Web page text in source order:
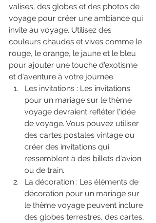
valises, des globes et des photos de
voyage pour créer une ambiance qui
invite au voyage. Utilisez des
couleurs chaudes et vives comme le
rouge, le orange, le jaune et le bleu
pour ajouter une touche d'exotisme
et d'aventure à votre journée.
Les invitations : Les invitations
pour un mariage sur le thème
voyage devraient refléter l'idée
de voyage. Vous pouvez utiliser
des cartes postales vintage ou
créer des invitations qui
ressemblent à des billets d'avion
ou de train.
La décoration : Les éléments de
décoration pour un mariage sur
le thème voyage peuvent inclure
des globes terrestres, des cartes,